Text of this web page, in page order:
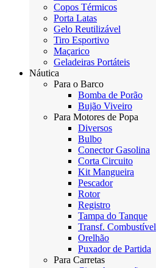
Copos Térmicos
Porta Latas
Gelo Reutilizável
Tiro Esportivo
Maçarico
Geladeiras Portáteis
Náutica
Para o Barco
Bomba de Porão
Bujão Viveiro
Para Motores de Popa
Diversos
Bulbo
Conector Gasolina
Corta Circuito
Kit Mangueira
Pescador
Rotor
Registro
Tampa do Tanque
Transf. Combustível
Orelhão
Puxador de Partida
Para Carretas